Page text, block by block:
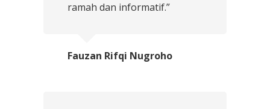
ramah dan informatif.”
Fauzan Rifqi Nugroho